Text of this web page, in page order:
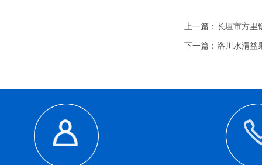
上一篇： 长垣市方里
下一篇： 洛川水渭益